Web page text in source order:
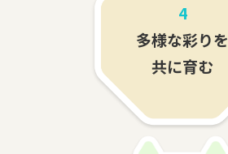
4
多様な彩りを
共に育む